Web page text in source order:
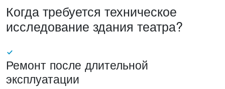
Когда требуется техническое
исследование здания театра?
Ремонт после длительной
эксплуатации